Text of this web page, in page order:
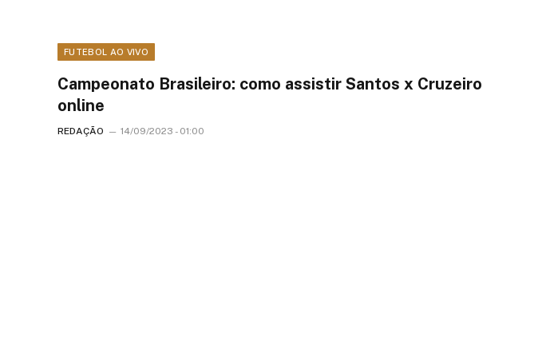
FUTEBOL AO VIVO
Campeonato Brasileiro: como assistir Santos x Cruzeiro
online
REDAÇÃO 14/09/2023 - 01:00